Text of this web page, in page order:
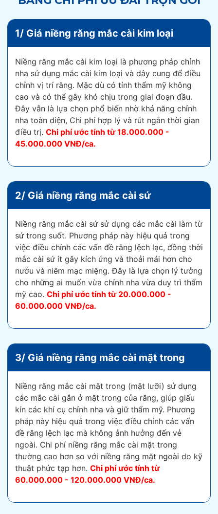
1/ Giá niềng răng mắc cài kim loại
Niềng răng mắc cài kim loại là phương pháp chỉnh
nha sử dụng mắc cài kim loại và dây cung để điều
chỉnh vị trí răng. Mặc dù có tính thẩm mỹ không
cao và có thể gây khó chịu trong giai đoạn đầu.
Đây vẫn là lựa chọn phổ biến nhờ khả năng chỉnh
nha toàn diện, Chi phí hợp lý và rút ngắn thời gian
điều trị. Chi phí ước tính từ18.000.000 -
45.000.000 VNĐ/ca.
2/ Giá niềng răng mắc cài sứ
Niềng răng mắc cài sứ sử dụng các mắc cài làm từ
sứ trong suốt. Phương pháp này hiệu quả trong
việc điều chỉnh các vấn đề răng lệch lạc, đồng thời
mắc cài sứ ít gây kích ứng và thoải mái hơn cho
nướu và niêm mạc miệng. Đây là lựa chọn lý tưởng
cho những ai muốn vừa chỉnh nha vừa duy trì thẩm
mỹ cao. Chi phí ước tính từ20.000.000 -
60.000.000 VNĐ/ca.
3/ Giá niềng răng mắc cài mặt trong
Niềng răng mắc cài mặt trong (mặt lưỡi) sử dụng
các mắc cài gắn ở mặt trong của răng, giúp giấu
kín các khí cụ chỉnh nha và giữ thẩm mỹ. Phương
pháp này hiệu quả trong việc điều chỉnh các vấn
đề răng lệch lạc mà không ảnh hưởng đến vẻ
ngoài. Chi phí niềng răng mắc cài mặt trong
thường cao hơn so với niềng răng mặt ngoài do kỹ
thuật phức tạp hơn. Chi phí ước tính từ
60.000.000 - 120.000.000 VNĐ/ca.